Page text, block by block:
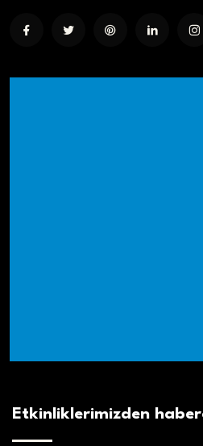
Etkinliklerimizden